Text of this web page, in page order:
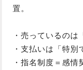
置。
・売っているのは
・支払いは「特
・指名制度＝感情